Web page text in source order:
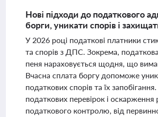
Нові підходи до податкового
борги, уникати спорів і
У 2026 році податкові платники
та спорів з ДПС. Зокрема,
пеня нараховується щодня, що
Вчасна сплата боргу допоможе
податкових спорів та їх
податкових перевірок і
податкового контролю, від